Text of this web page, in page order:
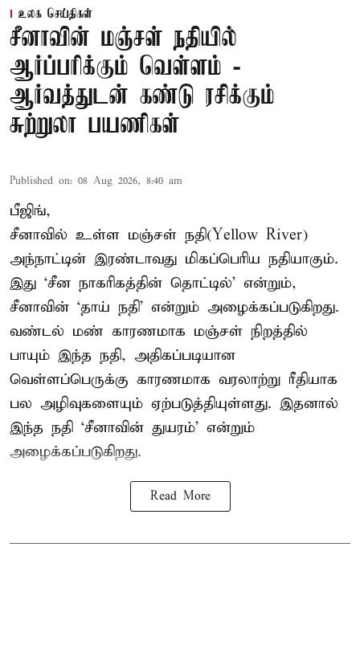
உலக செய்திகள்
சீனாவின் மஞ்சள் நதியில்
ஆர்ப்பரிக்கும் வெள்ளம் -
ஆர்வத்துடன் கண்டு ரசிக்கும்
சுற்றுலா பயணிகள்
Published on: 08 Aug 2026, 8:40 am
பீஜிங்,
சீனாவில் உள்ள மஞ்சள் நதி(Yellow River)
அந்நாட்டின் இரண்டாவது மிகப்பெரிய நதியாகும்.
இது ‘சீன நாகரிகத்தின் தொட்டில்’ என்றும்,
சீனாவின் ‘தாய் நதி’ என்றும் அழைக்கப்படுகிறது.
வண்டல் மண் காரணமாக மஞ்சள் நிறத்தில்
பாயும் இந்த நதி, அதிகப்படியான
வெள்ளப்பெருக்கு காரணமாக வரலாற்று ரீதியாக
பல அழிவுகளையும் ஏற்படுத்தியுள்ளது. இதனால்
இந்த நதி ‘சீனாவின் துயரம்’ என்றும்
அழைக்கப்படுகிறது.
Read More